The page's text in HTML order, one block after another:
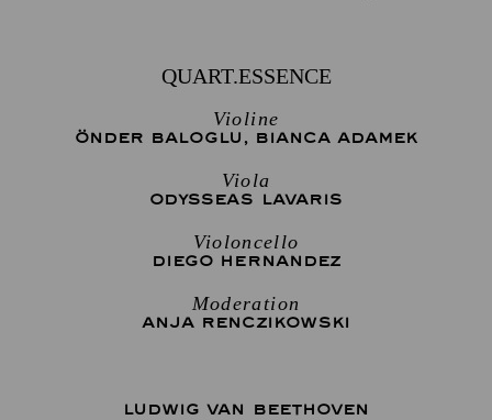
QUART.ESSENCE
Violine
ÖNDER BALOGLU , BIANCA ADAMEK
Viola
ODYSSEAS LAVARIS
Violoncello
DIEGO HERNANDEZ
Moderation
ANJA RENCZIKOWSKI
LUDWIG VAN BEETHOVEN